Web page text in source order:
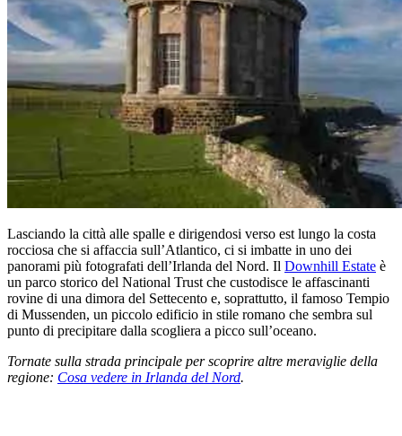
Lasciando la città alle spalle e dirigendosi verso est lungo la costa
rocciosa che si affaccia sull’Atlantico, ci si imbatte in uno dei
panorami più fotografati dell’Irlanda del Nord. Il Downhill Estate è
un parco storico del National Trust che custodisce le affascinanti
rovine di una dimora del Settecento e, soprattutto, il famoso Tempio
di Mussenden, un piccolo edificio in stile romano che sembra sul
punto di precipitare dalla scogliera a picco sull’oceano.
Tornate sulla strada principale per scoprire altre meraviglie della
regione: Cosa vedere in Irlanda del Nord.